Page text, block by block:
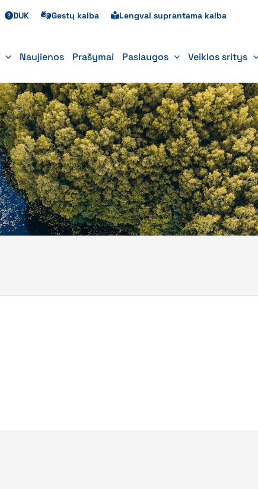
DUK Gestų kalba Lengvai suprantama kalba
Naujienos Prašymai Paslaugos Veiklos sritys